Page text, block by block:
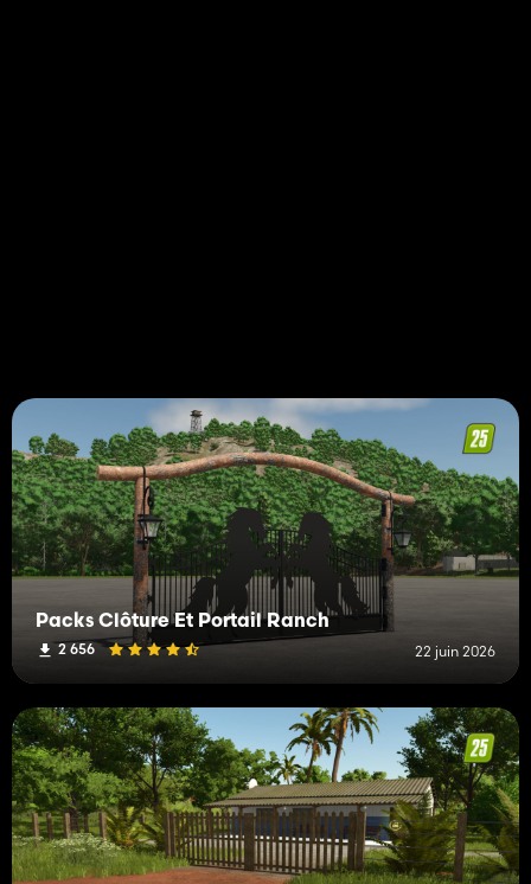
Packs Clôture Et Portail Ranch
2 656 22 juin 2026